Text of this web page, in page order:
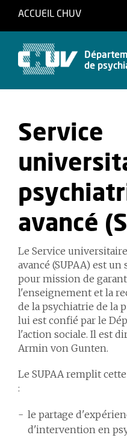
ACCUEIL CHUV
de
Service
avancé
Le Service
avancé (SUPAA) est
pour mission de
l'enseignement et la
de la psychiatrie de la
lui est confié par le
l'action sociale. Il est
Armin von Gunten.
Le SUPAA remplit
:
le partage
d'intervention en